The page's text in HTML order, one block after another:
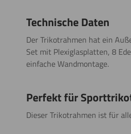
Technische Daten
Der Trikotrahmen hat ein
Set mit Plexiglasplatten, 8
einfache Wandmontage.
Perfekt für
Dieser Trikotrahmen ist für